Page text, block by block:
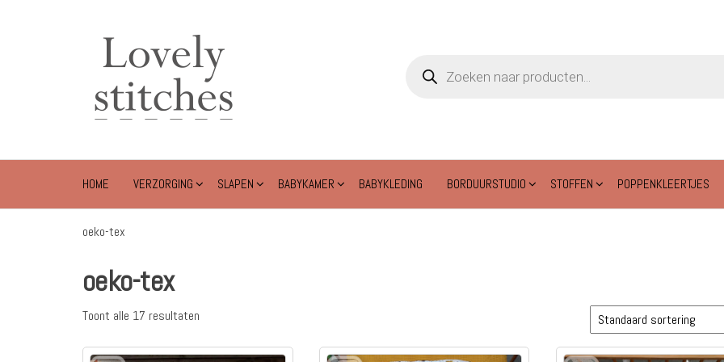
zoeken
HOME VERZORGING SLAPEN BABYKAMER BABYKLEDING BORDUURSTUDIO STOFFEN POPPENKLEERTJES
oeko-tex
oeko-tex
Toont alle 17 resultaten